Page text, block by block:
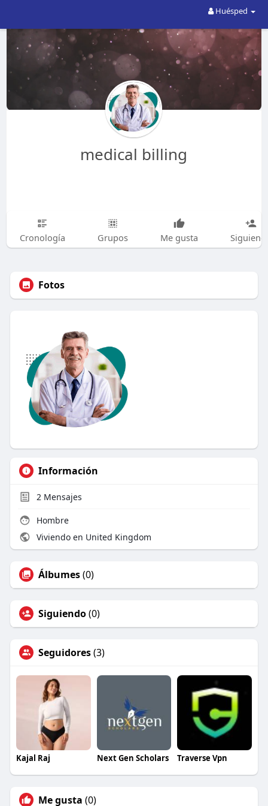
Huésped
medical billing
Cronología Grupos Me gusta
Fotos
Información
2 Mensajes
Hombre
Viviendo en United Kingdom
Álbumes(0)
Siguiendo(0)
Seguidores(3)
Kajal Raj Next Gen Scholars Traverse Vpn
Me gusta (0)